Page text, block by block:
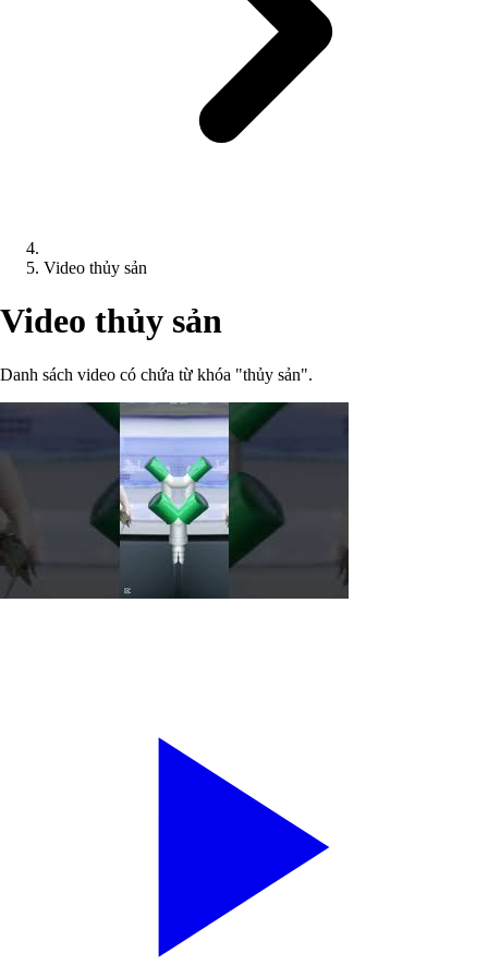
Video thủy sản
Video thủy sản
Danh sách video có chứa từ khóa "thủy sản".